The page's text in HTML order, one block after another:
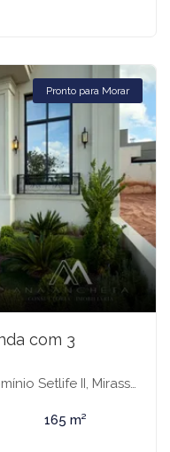
Pronto para Morar
com 3
Setlife II, Mirassol-SP
165 m²